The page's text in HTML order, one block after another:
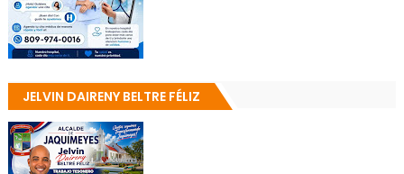
JELVIN DAIRENY BELTRE FÉLIZ